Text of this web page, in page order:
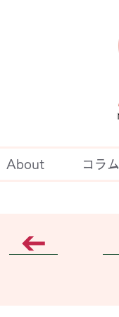
About コラム